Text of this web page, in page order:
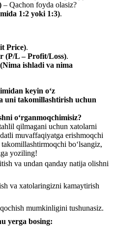
– Qachon foyda olasiz?
1:2 yoki 1:3).
Price).
(P/L – Profit/Loss).
ishladi va nima
keyin o‘z
uni takomillashtirish uchun
o‘rganmoqchimisiz?
qilmagani uchun xatolarni
muvaffaqiyatga erishmoqchi
bo‘lsangiz,
yoziling!
va undan qanday natija olishni
va xatolaringizni kamaytirish
mumkinligini tushunasiz.
yerga bosing: